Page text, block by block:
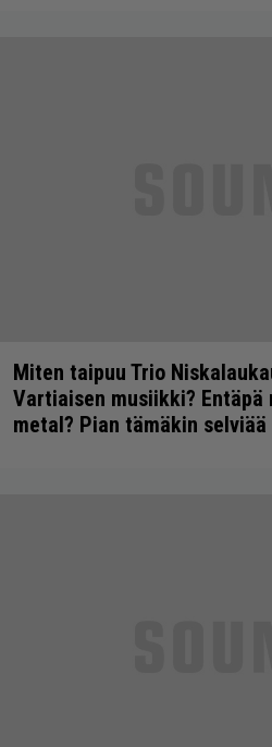
Miten taipuu Trio
Vartiaisen musiikki? Entäpä
metal? Pian tämäkin selviää